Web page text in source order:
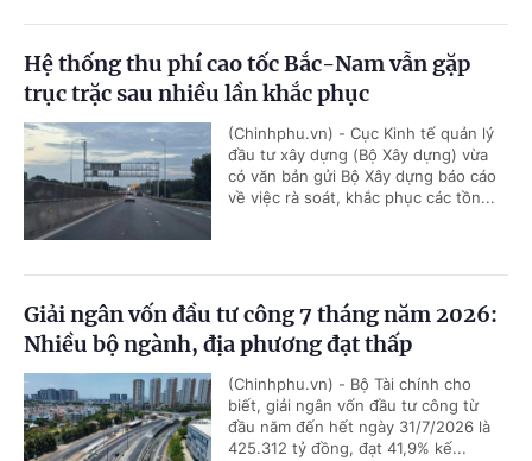
Hệ thống thu phí cao tốc Bắc-Nam vẫn gặp
trục trặc sau nhiều lần khắc phục
(Chinhphu.vn) - Cục Kinh tế quản lý
đầu tư xây dựng (Bộ Xây dựng) vừa
có văn bản gửi Bộ Xây dựng báo cáo
về việc rà soát, khắc phục các tồn...
Giải ngân vốn đầu tư công 7 tháng năm 2026:
Nhiều bộ ngành, địa phương đạt thấp
(Chinhphu.vn) - Bộ Tài chính cho
biết, giải ngân vốn đầu tư công từ
đầu năm đến hết ngày 31/7/2026 là
425.312 tỷ đồng, đạt 41,9% kế...